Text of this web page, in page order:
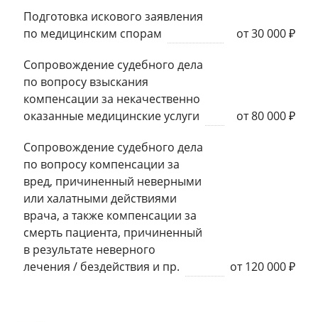
Подготовка искового заявления
по медицинским спорам
от 30 000 ₽
Сопровождение судебного дела
по вопросу взыскания
компенсации за некачественно
оказанные медицинские услуги
от 80 000 ₽
Сопровождение судебного дела
по вопросу компенсации за
вред, причиненный неверными
или халатными действиями
врача, а также компенсации за
смерть пациента, причиненный
в результате неверного
лечения / бездействия и пр.
от 120 000 ₽